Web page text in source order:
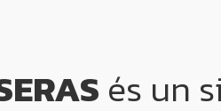
és un